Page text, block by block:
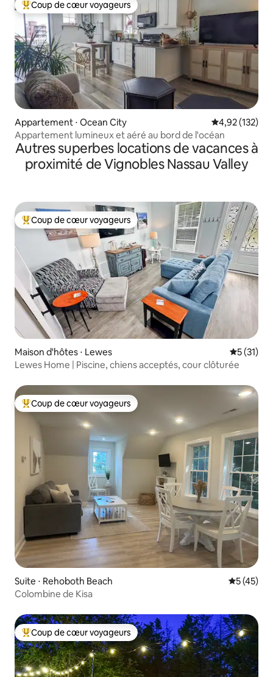
Coups de cœur voyageurs les plus appréciés
Coup de cœur voyageurs
Appartement ⋅ Ocean City Évaluation
4,92 (132)
Appartement lumineux et aéré au bord de l'océan
Autres superbes locations de vacances à
proximité de Vignobles Nassau Valley
Coups de cœur voyageurs les plus appréciés
Coup de cœur voyageurs
Maison d'hôtes ⋅ Lewes
5 (31)
Lewes Home | Piscine, chiens acceptés, cour clôturée
Coups de cœur voyageurs les plus appréciés
Coup de cœur voyageurs
Suite ⋅ Rehoboth Beach
5 (45)
Colombine de Kisa
Coups de cœur voyageurs les plus appréciés
Coup de cœur voyageurs